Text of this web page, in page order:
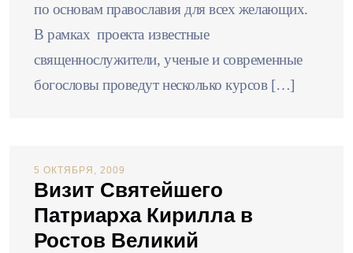
по основам православия для всех желающих.
В рамках проекта известные
священнослужители, ученые и современные
богословы проведут несколько курсов […]
5 ОКТЯБРЯ, 2009
Визит Святейшего
Патриарха Кирилла в
Ростов Великий